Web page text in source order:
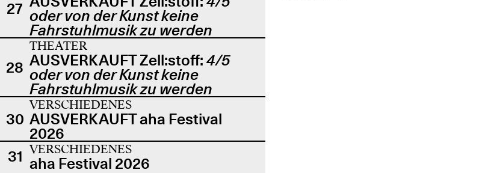
27 oder von der Kunst keine
Fahrstuhlmusik zu werden
28
THEATER
AUSVERKAUFT Zell:stoff: 4/5
oder von der Kunst keine
Fahrstuhlmusik zu werden
30
VERSCHIEDENES
AUSVERKAUFT aha Festival
2026
31 VERSCHIEDENES
aha Festival 2026